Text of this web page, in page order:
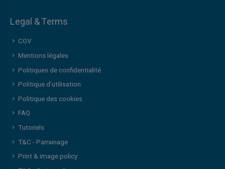
Legal & Terms
CGV
Mentions légales
Politiques de confidentialité
Politique d’utilisation
Politique des cookies
FAQ
Tutoriels
T&C - Parrainage
Print & image policy